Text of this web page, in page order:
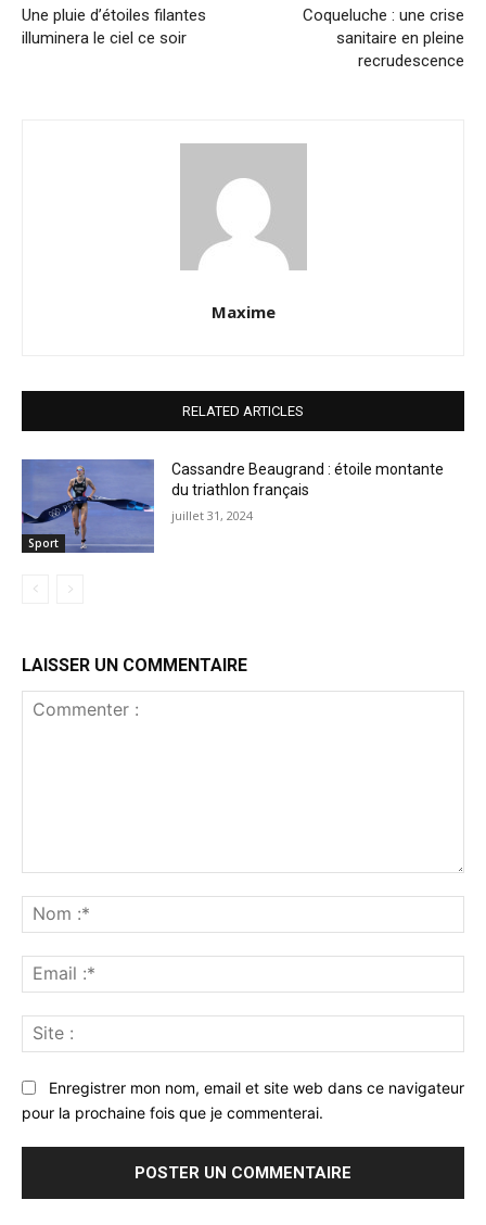
Une pluie d’étoiles filantes
illuminera le ciel ce soir
Coqueluche : une crise
sanitaire en pleine
recrudescence
Maxime
RELATED ARTICLES
Sport
Cassandre Beaugrand : étoile montante
du triathlon français
juillet 31, 2024
LAISSER UN COMMENTAIRE
:*
:*
:
Enregistrer mon nom, email et site web dans ce navigateur
pour la prochaine fois que je commenterai.